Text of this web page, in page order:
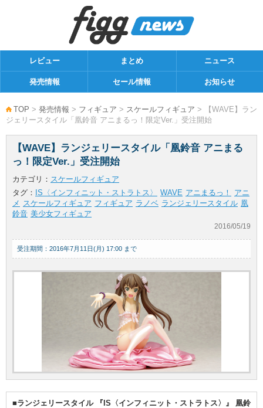
レビュー まとめ ニュース
発売情報 セール情報 お知らせ
TOP > 発売情報 > フィギュア > スケールフィギュア > 【WAVE】ラン
ジェリースタイル「凰鈴音 アニまるっ！限定Ver.」受注開始
【WAVE】ランジェリースタイル「凰鈴音 アニまる
っ！限定Ver.」受注開始
カテゴリ： スケールフィギュア
タグ： IS〈インフィニット・ストラトス〉 WAVE アニまるっ！
アニ
メ スケールフィギュア フィギュア ラノベ ランジェリースタイル 凰
鈴音 美少女フィギュア
2016/05/19
受注期間：2016年7月11日(月) 17:00 まで
■ランジェリースタイル 『IS〈インフィニット・ストラトス〉』 凰鈴